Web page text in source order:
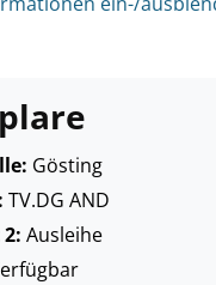
Gösting
TV.DG AND
Ausleihe